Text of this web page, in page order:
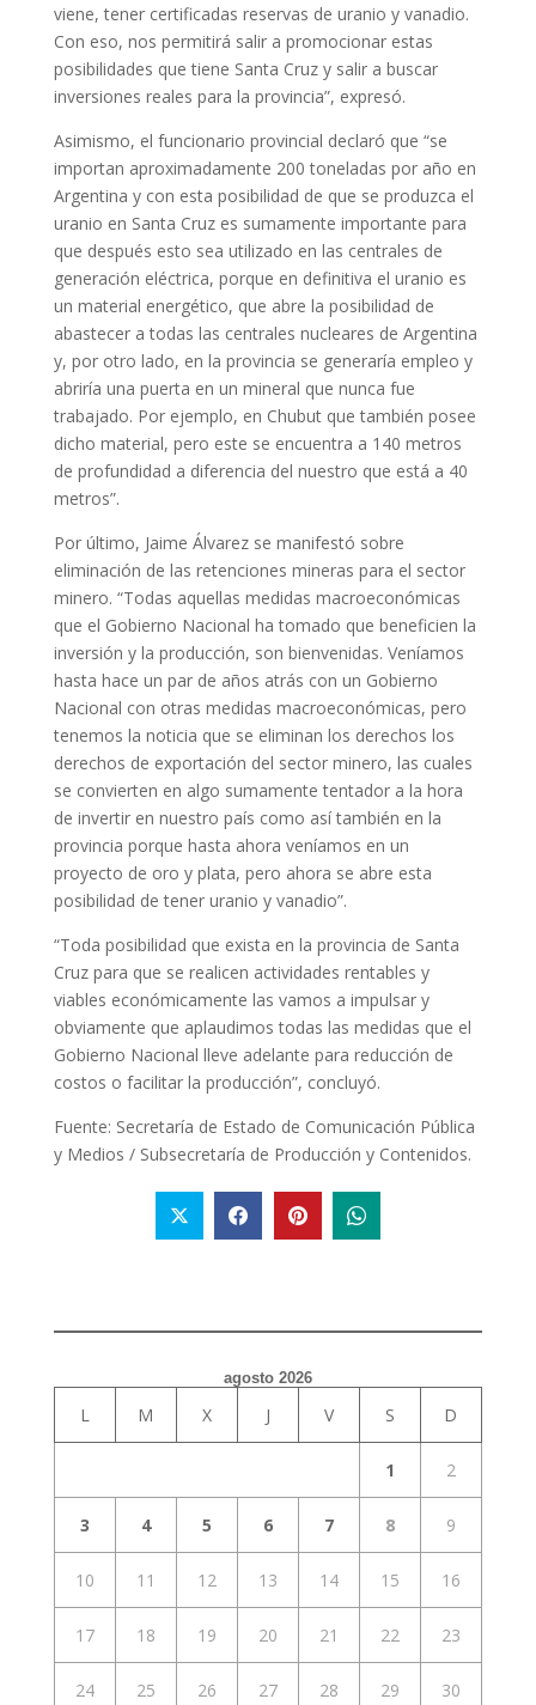
viene, tener certificadas reservas de uranio y vanadio.
Con eso, nos permitirá salir a promocionar estas
posibilidades que tiene Santa Cruz y salir a buscar
inversiones reales para la provincia”, expresó.
Asimismo, el funcionario provincial declaró que “se
importan aproximadamente 200 toneladas por año en
Argentina y con esta posibilidad de que se produzca el
uranio en Santa Cruz es sumamente importante para
que después esto sea utilizado en las centrales de
generación eléctrica, porque en definitiva el uranio es
un material energético, que abre la posibilidad de
abastecer a todas las centrales nucleares de Argentina
y, por otro lado, en la provincia se generaría empleo y
abriría una puerta en un mineral que nunca fue
trabajado. Por ejemplo, en Chubut que también posee
dicho material, pero este se encuentra a 140 metros
de profundidad a diferencia del nuestro que está a 40
metros”.
Por último, Jaime Álvarez se manifestó sobre
eliminación de las retenciones mineras para el sector
minero. “Todas aquellas medidas macroeconómicas
que el Gobierno Nacional ha tomado que beneficien la
inversión y la producción, son bienvenidas. Veníamos
hasta hace un par de años atrás con un Gobierno
Nacional con otras medidas macroeconómicas, pero
tenemos la noticia que se eliminan los derechos los
derechos de exportación del sector minero, las cuales
se convierten en algo sumamente tentador a la hora
de invertir en nuestro país como así también en la
provincia porque hasta ahora veníamos en un
proyecto de oro y plata, pero ahora se abre esta
posibilidad de tener uranio y vanadio”.
“Toda posibilidad que exista en la provincia de Santa
Cruz para que se realicen actividades rentables y
viables económicamente las vamos a impulsar y
obviamente que aplaudimos todas las medidas que el
Gobierno Nacional lleve adelante para reducción de
costos o facilitar la producción”, concluyó.
Fuente: Secretaría de Estado de Comunicación Pública
y Medios / Subsecretaría de Producción y Contenidos.
agosto 2026
L M X J V S D
1 2
3 4 5 6 7 8 9
10 11 12 13 14 15 16
17 18 19 20 21 22 23
24 25 26 27 28 29 30